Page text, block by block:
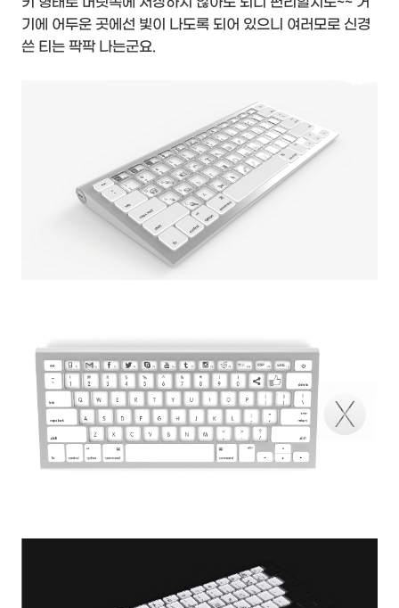
기에 어두운 곳에선 빛이 나도록 되어 있으니 여러모로 신경
쓴 티는 팍팍 나는군요.